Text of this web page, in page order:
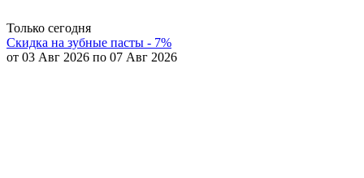
Только сегодня
Скидка на зубные пасты - 7%
от 03 Авг 2026 по 07 Авг 2026